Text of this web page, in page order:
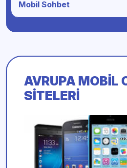
Mobil Sohbet
AVRUPA MOBIL
SITELERI